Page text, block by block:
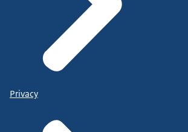
Privacy